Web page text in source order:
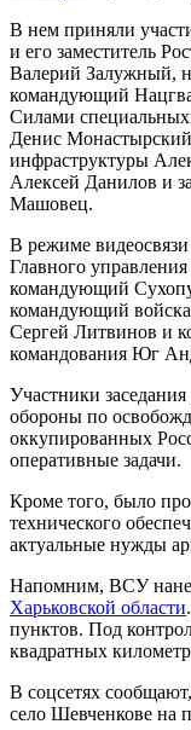
В нем приняли
и его заместитель
Валерий Залужный,
командующий
Силами
Денис
инфраструктуры
Алексей Данилов и
Машовец.
В режиме
Главного
командующий
командующий
Сергей Литвинов и
командования Юг
Участники
обороны по
оккупированных
оперативные задачи.
Кроме того, было
технического
актуальные нужды
Напомним, ВСУ
Харьковской области
пунктов. Под
квадратных
В соцсетях
село Шевченкове на